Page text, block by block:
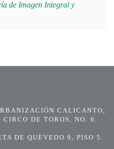
de Imagen Integral y
CALICANTO,
DE TOROS, NO. 6.
DE QUEVEDO 9, PISO 5.